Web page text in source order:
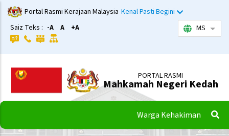
Langkau
ke
kandungan
utama
Portal Rasmi Kerajaan Malaysia Kenal Pasti Begini
Saiz Teks : -A A +A MS
PORTAL RASMI
Mahkamah Negeri Kedah
Warga Kehakiman